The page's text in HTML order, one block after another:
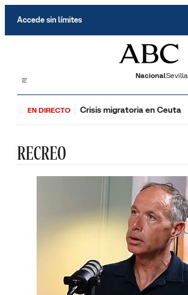
Accede sin límites
NacionalSevilla
EN DIRECTO Crisis migratoria en Ceuta
RECREO